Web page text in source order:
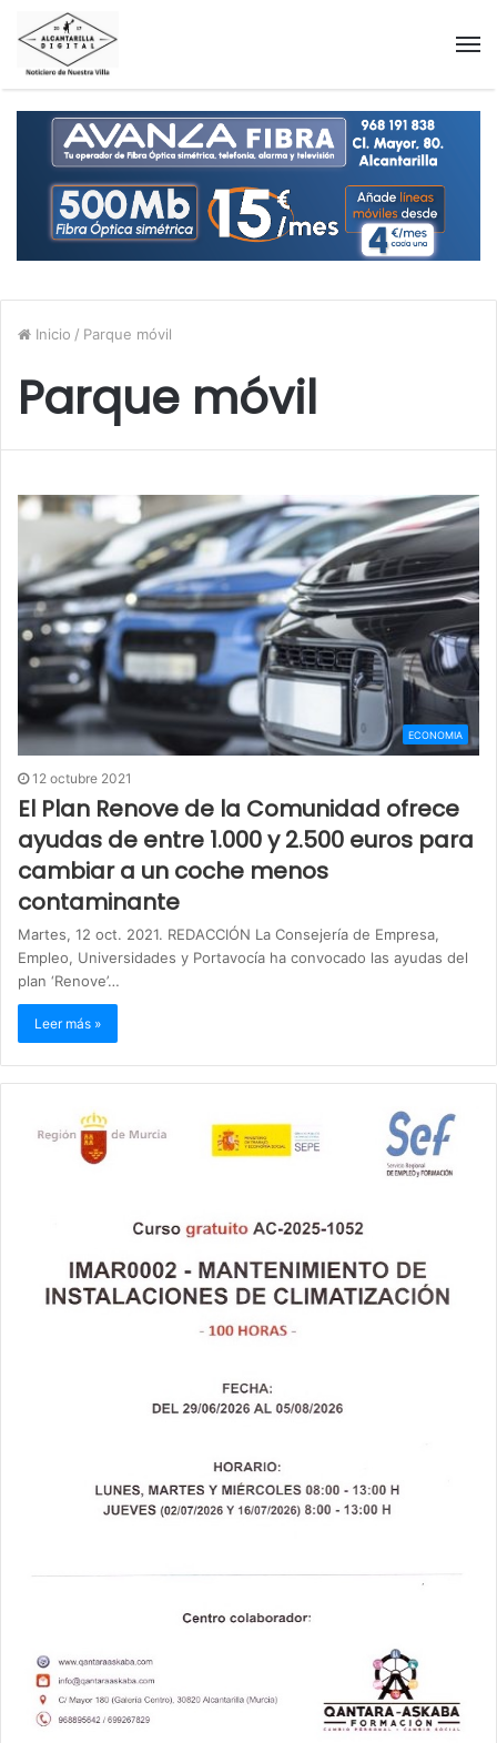
Inicio / Parque móvil
Parque móvil
ECONOMIA
12 octubre 2021
El Plan Renove de la Comunidad ofrece
ayudas de entre 1.000 y 2.500 euros para
cambiar a un coche menos
contaminante
Martes, 12 oct. 2021. REDACCIÓN La Consejería de Empresa,
Empleo, Universidades y Portavocía ha convocado las ayudas del
plan ‘Renove’…
Leer más »